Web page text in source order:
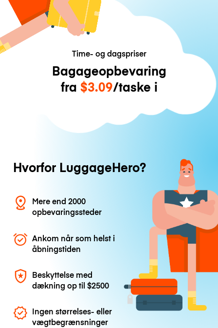
Time- og dagspriser
Bagageopbevaring
fra $3.09/taske i
Hvorfor LuggageHero?
Mere end 2000
opbevaringssteder
Ankom når som helst i
åbningstiden
Beskyttelse med
dækning op til$2500
Ingen størrelses- eller
vægtbegrænsninger